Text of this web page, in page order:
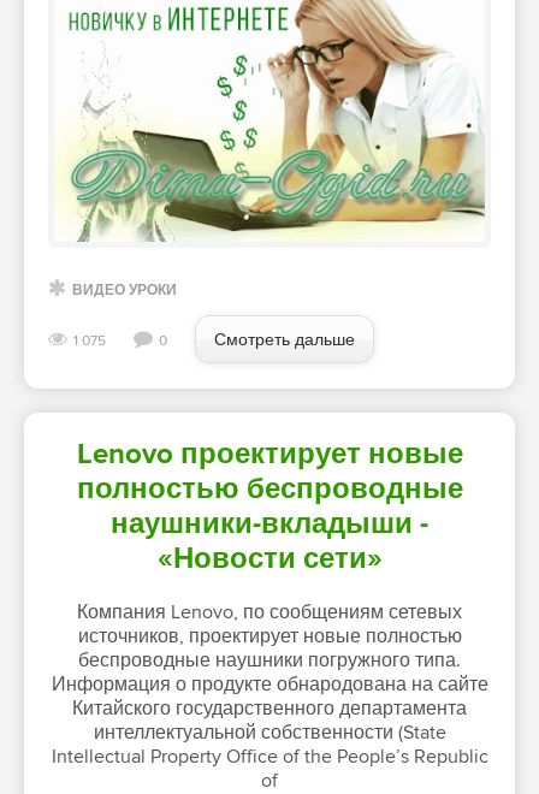
ВИДЕО УРОКИ
1 075 0 Смотреть дальше
Lenovo проектирует новые
полностью беспроводные
наушники-вкладыши -
«Новости сети»
Компания Lenovo, по сообщениям сетевых
источников, проектирует новые полностью
беспроводные наушники погружного типа.
Информация о продукте обнародована на сайте
Китайского государственного департамента
интеллектуальной собственности (State
Intellectual Property Office of the People’s Republic
of